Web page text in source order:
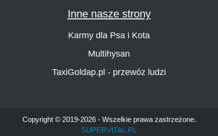
Inne nasze strony
Karmy dla Psa i Kota
Multihysan
TaxiGoldap.pl - przewóz ludzi
Copyright © 2019-2026 - Wszelkie prawa zastrzeżone.
SUPERVITAL.PL